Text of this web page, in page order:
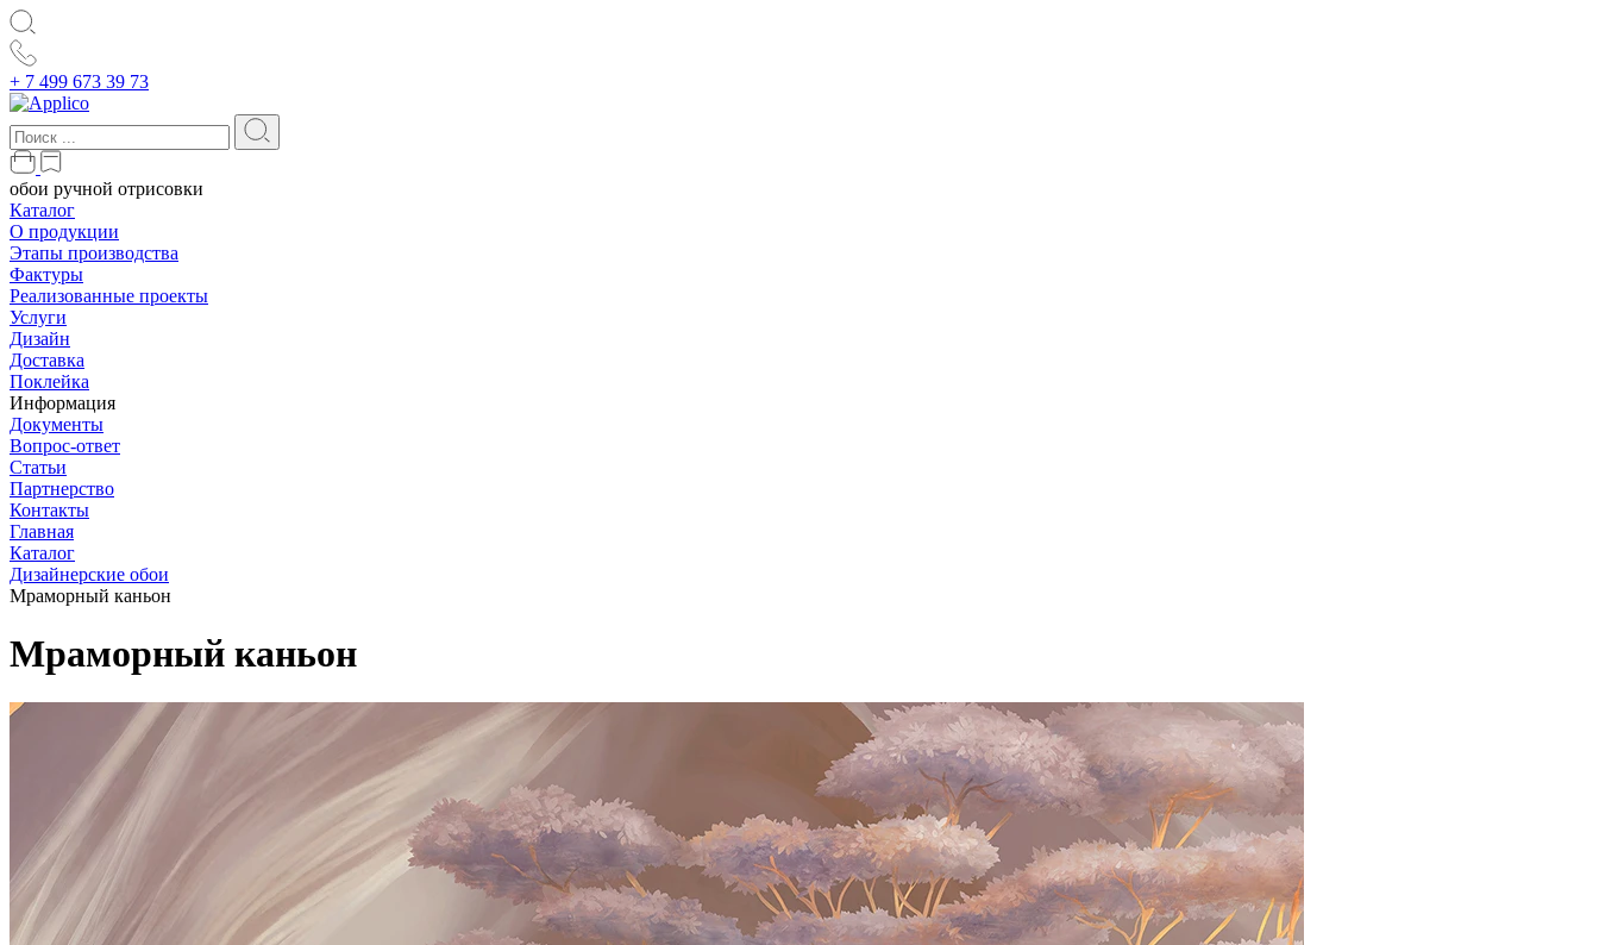
+ 7 499 673 39 73
обои ручной отрисовки
Каталог
О продукции
Этапы производства
Фактуры
Реализованные проекты
Услуги
Дизайн
Доставка
Поклейка
Информация
Документы
Вопрос-ответ
Статьи
Партнерство
Контакты
Главная
Каталог
Дизайнерские обои
Мраморный каньон
Мраморный каньон